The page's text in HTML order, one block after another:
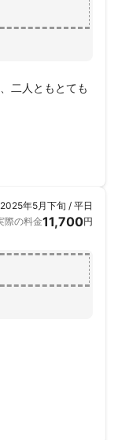
二人ともとても
2025年5月下旬 / 平日
際の料金11,700円